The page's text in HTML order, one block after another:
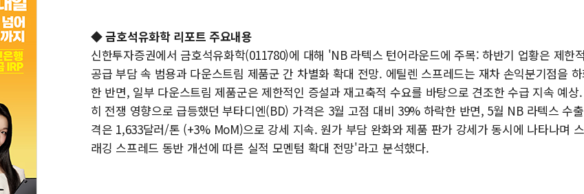
홈플러스發 대형
윤준병·이해민
'호우·산사태 주의
여야, 황희 '버스
◆ 금호석유화학 리포트 주요내용
신한투자증권에서 금호석유화학(011780)에 대해 'NB 라텍스 턴어라운드에 주목: 하반기 업황은 제한
공급 부담 속 범용과 다운스트림 제품군 간 차별화 확대 전망. 에틸렌 스프레드는 재차 손익분기점을 하
한 반면, 일부 다운스트림 제품군은 제한적인 증설과 재고축적 수요를 바탕으로 견조한 수급 지속 예상
히 전쟁 영향으로 급등했던 부타디엔(BD) 가격은 3월 고점 대비 39% 하락한 반면, 5월 NB 라텍스 수
격은 1,633달러/톤 (+3% MoM)으로 강세 지속. 원가 부담 완화와 제품 판가 강세가 동시에 나타나며 스
래깅 스프레드 동반 개선에 따른 실적 모멘텀 확대 전망'라고 분석했다.